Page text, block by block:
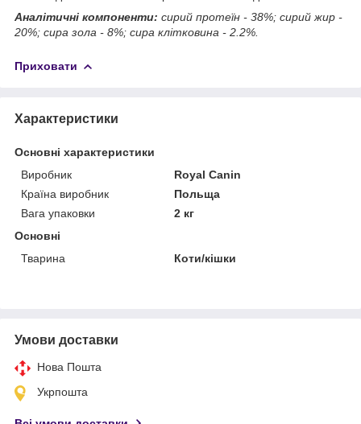
Аналітичні компоненти: сирий протеїн - 38%; сирий жир -
20%; сира зола - 8%; сира клітковина - 2.2%.
Приховати
Характеристики
Основні характеристики
Виробник
Royal Canin
Країна виробник
Польща
Вага упаковки
2 кг
Основні
Тварина
Коти/кішки
Умови доставки
Нова Пошта
Укрпошта